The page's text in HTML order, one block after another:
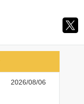
2026/08/06